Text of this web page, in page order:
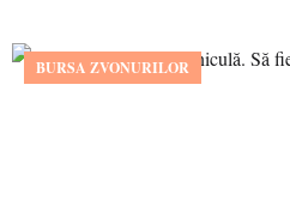
BURSA ZVONURILOR